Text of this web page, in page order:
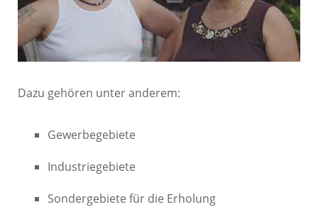
Dazu gehören unter anderem:
Gewerbegebiete
Industriegebiete
Sondergebiete für die Erholung